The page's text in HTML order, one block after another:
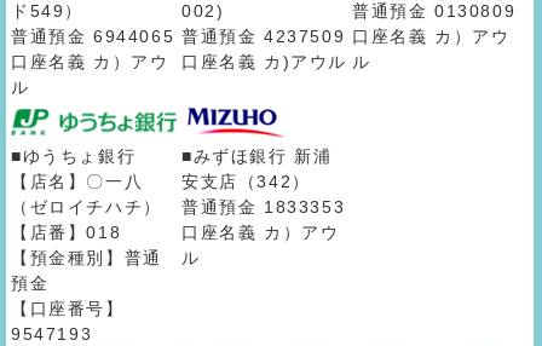
ド549）
普通預金 6944065
口座名義 カ）アウ
ル
002)
普通預金 4237509
口座名義 カ)アウル
普通預金 0130809
口座名義 カ）アウ
ル
■ゆうちょ銀行
【店名】〇一八
（ゼロイチハチ）
【店番】018
【預金種別】普通
預金
【口座番号】
9547193
■みずほ銀行 新浦
安支店（342）
普通預金 1833353
口座名義 カ）アウ
ル